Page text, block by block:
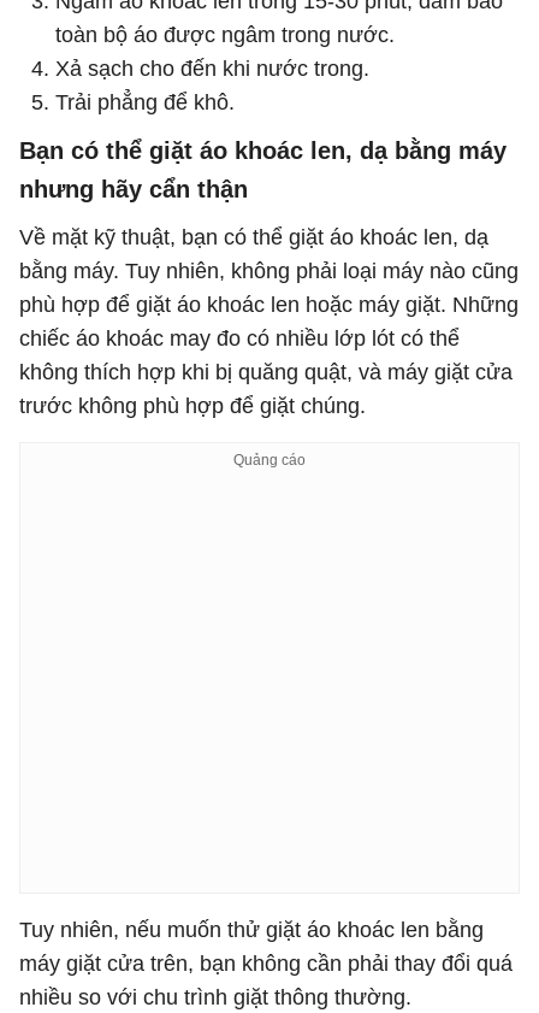
toàn bộ áo được ngâm trong nước.
Xả sạch cho đến khi nước trong.
Trải phẳng để khô.
Bạn có thể giặt áo khoác len, dạ bằng máy
nhưng hãy cẩn thận
Về mặt kỹ thuật, bạn có thể giặt áo khoác len, dạ
bằng máy. Tuy nhiên, không phải loại máy nào cũng
phù hợp để giặt áo khoác len hoặc máy giặt. Những
chiếc áo khoác may đo có nhiều lớp lót có thể
không thích hợp khi bị quăng quật, và máy giặt cửa
trước không phù hợp để giặt chúng.
Tuy nhiên, nếu muốn thử giặt áo khoác len bằng
máy giặt cửa trên, bạn không cần phải thay đổi quá
nhiều so với chu trình giặt thông thường.